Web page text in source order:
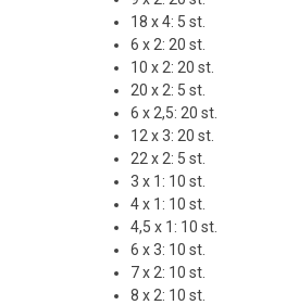
18 x 4: 5 st.
6 x 2: 20 st.
10 x 2: 20 st.
20 x 2: 5 st.
6 x 2,5: 20 st.
12 x 3: 20 st.
22 x 2: 5 st.
3 x 1: 10 st.
4 x 1: 10 st.
4,5 x 1: 10 st.
6 x 3: 10 st.
7 x 2: 10 st.
8 x 2: 10 st.